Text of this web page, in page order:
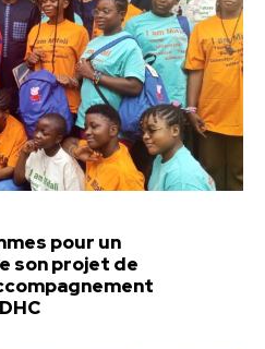
pour un
son projet de